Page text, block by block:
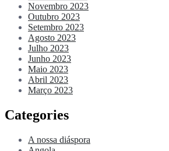
Novembro 2023
Outubro 2023
Setembro 2023
Agosto 2023
Julho 2023
Junho 2023
Maio 2023
Abril 2023
Março 2023
Categories
A nossa diáspora